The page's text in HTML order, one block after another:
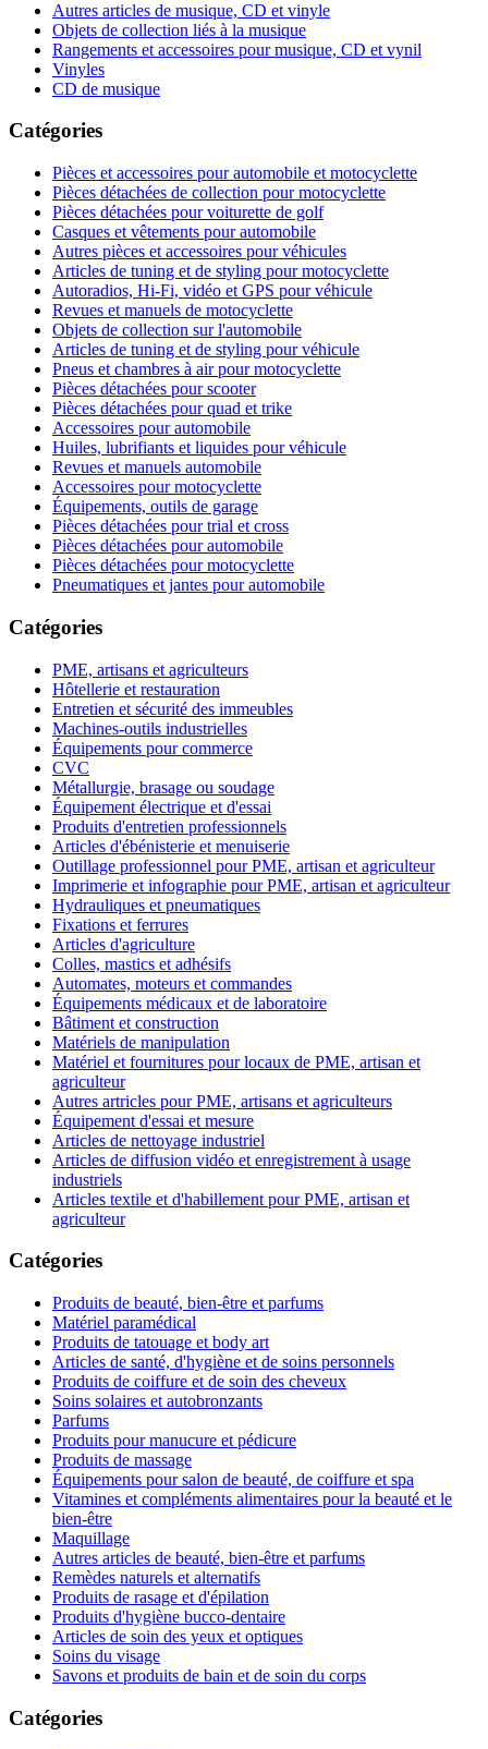
Autres articles de musique, CD et vinyle
Objets de collection liés à la musique
Rangements et accessoires pour musique, CD et vynil
Vinyles
CD de musique
Catégories
Pièces et accessoires pour automobile et motocyclette
Pièces détachées de collection pour motocyclette
Pièces détachées pour voiturette de golf
Casques et vêtements pour automobile
Autres pièces et accessoires pour véhicules
Articles de tuning et de styling pour motocyclette
Autoradios, Hi-Fi, vidéo et GPS pour véhicule
Revues et manuels de motocyclette
Objets de collection sur l'automobile
Articles de tuning et de styling pour véhicule
Pneus et chambres à air pour motocyclette
Pièces détachées pour scooter
Pièces détachées pour quad et trike
Accessoires pour automobile
Huiles, lubrifiants et liquides pour véhicule
Revues et manuels automobile
Accessoires pour motocyclette
Équipements, outils de garage
Pièces détachées pour trial et cross
Pièces détachées pour automobile
Pièces détachées pour motocyclette
Pneumatiques et jantes pour automobile
Catégories
PME, artisans et agriculteurs
Hôtellerie et restauration
Entretien et sécurité des immeubles
Machines-outils industrielles
Équipements pour commerce
CVC
Métallurgie, brasage ou soudage
Équipement électrique et d'essai
Produits d'entretien professionnels
Articles d'ébénisterie et menuiserie
Outillage professionnel pour PME, artisan et agriculteur
Imprimerie et infographie pour PME, artisan et agriculteur
Hydrauliques et pneumatiques
Fixations et ferrures
Articles d'agriculture
Colles, mastics et adhésifs
Automates, moteurs et commandes
Équipements médicaux et de laboratoire
Bâtiment et construction
Matériels de manipulation
Matériel et fournitures pour locaux de PME, artisan et
agriculteur
Autres artricles pour PME, artisans et agriculteurs
Équipement d'essai et mesure
Articles de nettoyage industriel
Articles de diffusion vidéo et enregistrement à usage
industriels
Articles textile et d'habillement pour PME, artisan et
agriculteur
Catégories
Produits de beauté, bien-être et parfums
Matériel paramédical
Produits de tatouage et body art
Articles de santé, d'hygiène et de soins personnels
Produits de coiffure et de soin des cheveux
Soins solaires et autobronzants
Parfums
Produits pour manucure et pédicure
Produits de massage
Équipements pour salon de beauté, de coiffure et spa
Vitamines et compléments alimentaires pour la beauté et le
bien-être
Maquillage
Autres articles de beauté, bien-être et parfums
Remèdes naturels et alternatifs
Produits de rasage et d'épilation
Produits d'hygiène bucco-dentaire
Articles de soin des yeux et optiques
Soins du visage
Savons et produits de bain et de soin du corps
Catégories